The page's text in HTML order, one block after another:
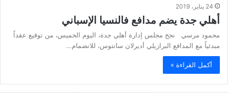
24 يناير، 2019
أهلي جدة يضم مدافع فالنسيا الإسباني
محمود مرسي نجح مجلس إدارة أهلي جدة، اليوم الخميس، من توقيع عقداً
مبدئياً مع المدافع البرازيلي أديرلان سانتوس، للانضمام…
أكمل القراءة »